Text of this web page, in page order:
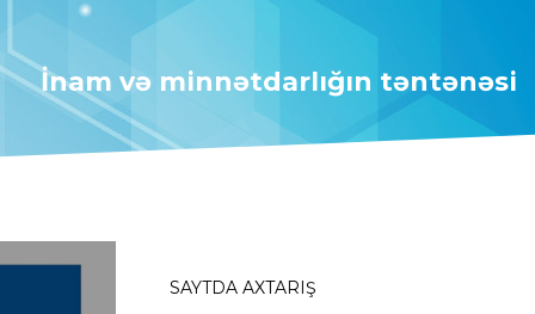
İnam və minnətdarlığın təntənəsi
SAYTDA AXTARIŞ